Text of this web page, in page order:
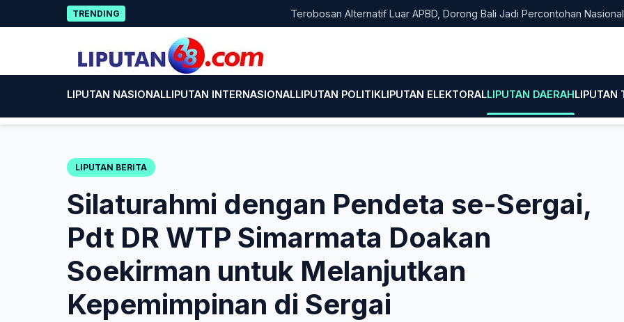
to
TRENDING Terobosan Alternatif Luar APBD, Dorong Bali Jadi Percontohan Nasional
LIPUTAN NASIONALLIPUTAN INTERNASIONALLIPUTAN POLITIKLIPUTAN ELEKTORALLIPUTAN DAERAHLIPUTAN
LIPUTAN BERITA
Silaturahmi dengan Pendeta se-Sergai,
Pdt DR WTP Simarmata Doakan
Soekirman untuk Melanjutkan
Kepemimpinan di Sergai